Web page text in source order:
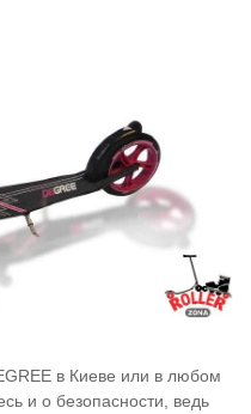
в Киеве или в любом
и о безопасности, ведь